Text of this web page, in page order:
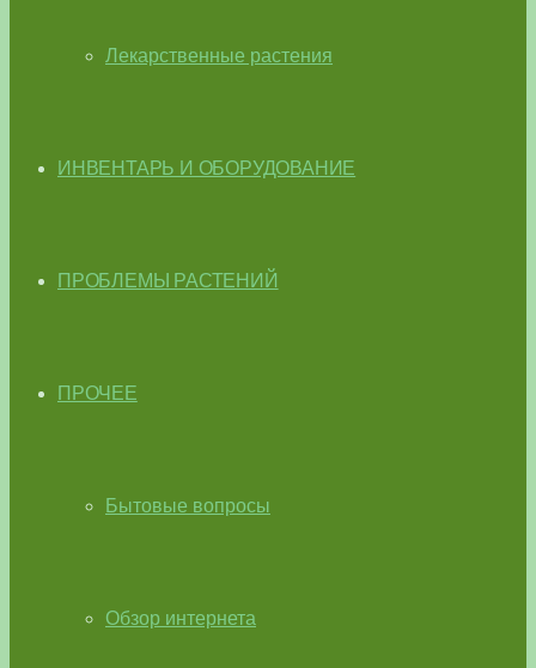
Лекарственные растения
ИНВЕНТАРЬ И ОБОРУДОВАНИЕ
ПРОБЛЕМЫ РАСТЕНИЙ
ПРОЧЕЕ
Бытовые вопросы
Обзор интернета